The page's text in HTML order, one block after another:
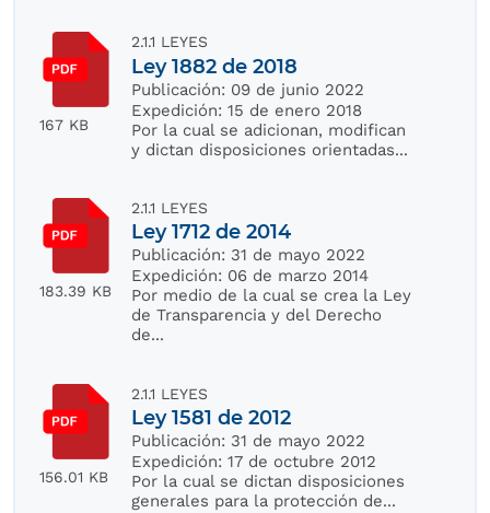
167 KB
2.1.1 LEYES
Ley 1882 de 2018
Publicación: 09 de junio 2022
Expedición:15 de enero 2018
Por la cual se adicionan, modifican
y dictan disposiciones orientadas...
183.39 KB
2.1.1 LEYES
Ley 1712 de 2014
Publicación: 31 de mayo 2022
Expedición: 06 de marzo 2014
Por medio de la cual se crea la Ley
de Transparencia y del Derecho
de...
156.01 KB
2.1.1 LEYES
Ley 1581 de 2012
Publicación: 31 de mayo 2022
Expedición:17 de octubre 2012
Por la cual se dictan disposiciones
generales para la protección de...